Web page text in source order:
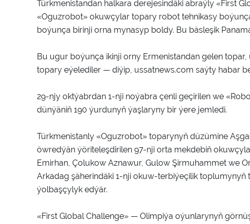
Türkmenistandan halkara derejesindäki abraýly «First
«Oguzrobot» okuwçylar topary robot tehnikasy
boýunça birinji orna mynasyp boldy. Bu bäsleşik
Bu ugur boýunça ikinji orny Ermenistandan gelen
topary eýelediler — diýip, ussatnews.com saýty habar
29-njy oktýabrdan 1-nji noýabra çenli geçirilen we
dünýäniň 190 ýurdunyň ýaşlaryny bir ýere jemledi.
Türkmenistanly «Oguzrobot» toparynyň düzümine
öwredýän ýöriteleşdirilen 97-nji orta mekdebiň
Emirhan, Çolukow Aznawur, Gulow Şirmuhammet we
Arkadag şäherindäki 1-nji okuw-terbiýeçilik
ýolbaşçylyk edýär.
«First Global Challenge» — Olimpiýa oýunlarynyň